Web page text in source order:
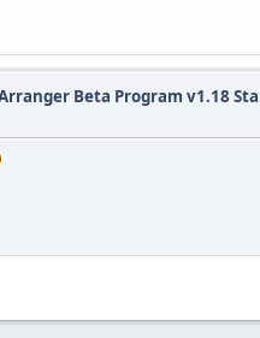
Beta Program v1.18